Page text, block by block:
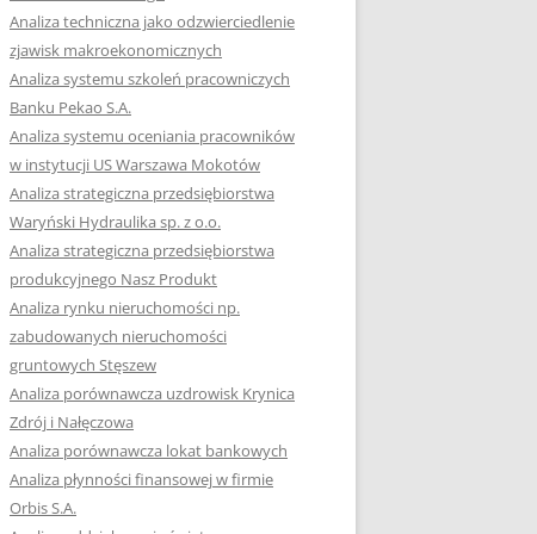
DYPLOMOWĄ
SIĘ DO
PRACACH
SIĘ DO
DYPLOMOWEJ
Analiza techniczna jako odzwierciedlenie
zjawisk makroekonomicznych
Analiza systemu szkoleń pracowniczych
Banku Pekao S.A.
Analiza systemu oceniania pracowników
w instytucji US Warszawa Mokotów
Analiza strategiczna przedsiębiorstwa
Waryński Hydraulika sp. z o.o.
Analiza strategiczna przedsiębiorstwa
produkcyjnego Nasz Produkt
Analiza rynku nieruchomości np.
zabudowanych nieruchomości
gruntowych Stęszew
Analiza porównawcza uzdrowisk Krynica
Zdrój i Nałęczowa
Analiza porównawcza lokat bankowych
Analiza płynności finansowej w firmie
Orbis S.A.